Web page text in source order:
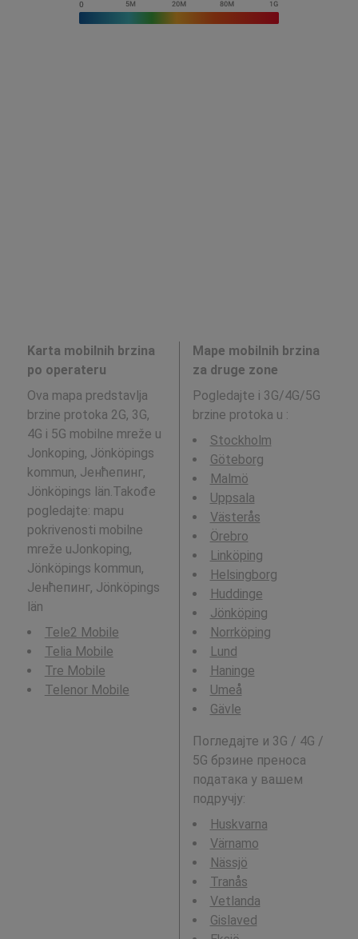
Karta mobilnih brzina
po operateru
Ova mapa predstavlja
brzine protoka 2G, 3G,
4G i 5G mobilne mreže u
Jonkoping, Jönköpings
kommun, Јенћепинг,
Jönköpings län.Takođe
pogledajte: mapu
pokrivenosti mobilne
mreže uJonkoping,
Jönköpings kommun,
Јенћепинг, Jönköpings
län
Tele2 Mobile
Telia Mobile
Tre Mobile
Telenor Mobile
Mape mobilnih brzina
za druge zone
Pogledajte i 3G/4G/5G
brzine protoka u :
Stockholm
Göteborg
Malmö
Uppsala
Västerås
Örebro
Linköping
Helsingborg
Huddinge
Jönköping
Norrköping
Lund
Haninge
Umeå
Gävle
Погледајте и 3G / 4G /
5G брзине преноса
података у вашем
подручју:
Huskvarna
Värnamo
Nässjö
Tranås
Vetlanda
Gislaved